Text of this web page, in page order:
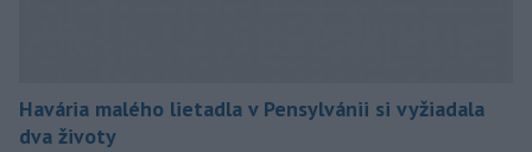
Havária malého lietadla v Pensylvánii si vyžiadala
dva životy